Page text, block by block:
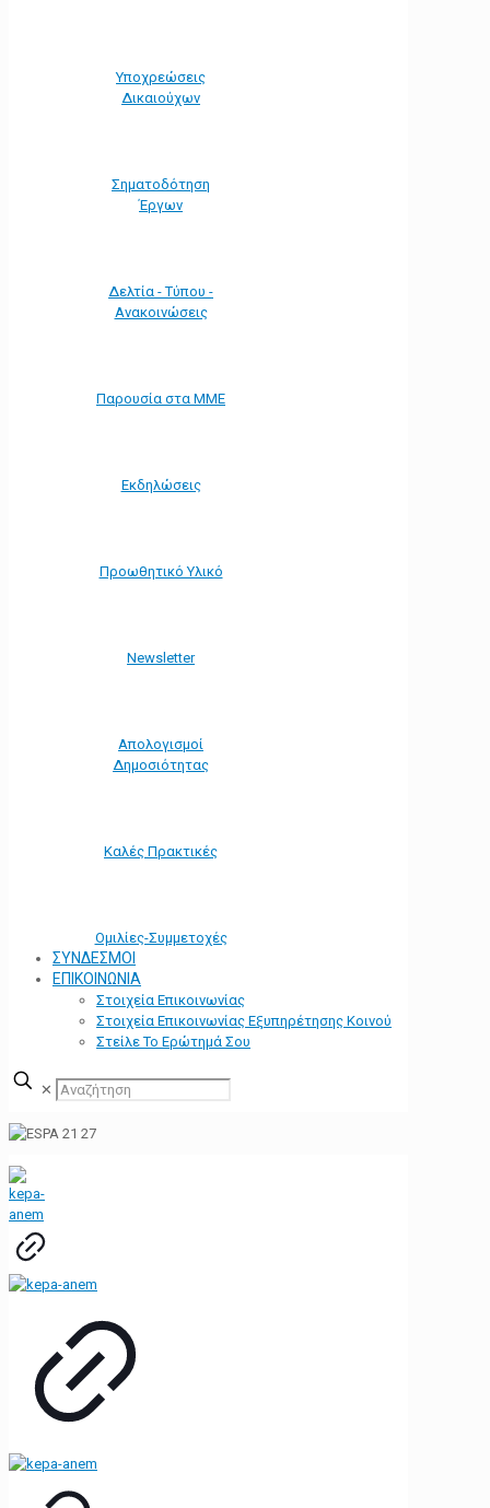
Υποχρεώσεις
Δικαιούχων
Σηματοδότηση
Έργων
Δελτία - Τύπου -
Ανακοινώσεις
Παρουσία στα ΜΜΕ
Εκδηλώσεις
Προωθητικό Υλικό
Νewsletter
Απολογισμοί
Δημοσιότητας
Καλές Πρακτικές
Ομιλίες-Συμμετοχές
ΣΥΝΔΕΣΜΟΙ
ΕΠΙΚΟΙΝΩΝΙΑ
Στοιχεία Επικοινωνίας
Στοιχεία Επικοινωνίας Εξυπηρέτησης Κοινού
Στείλε Το Ερώτημά Σου
✕